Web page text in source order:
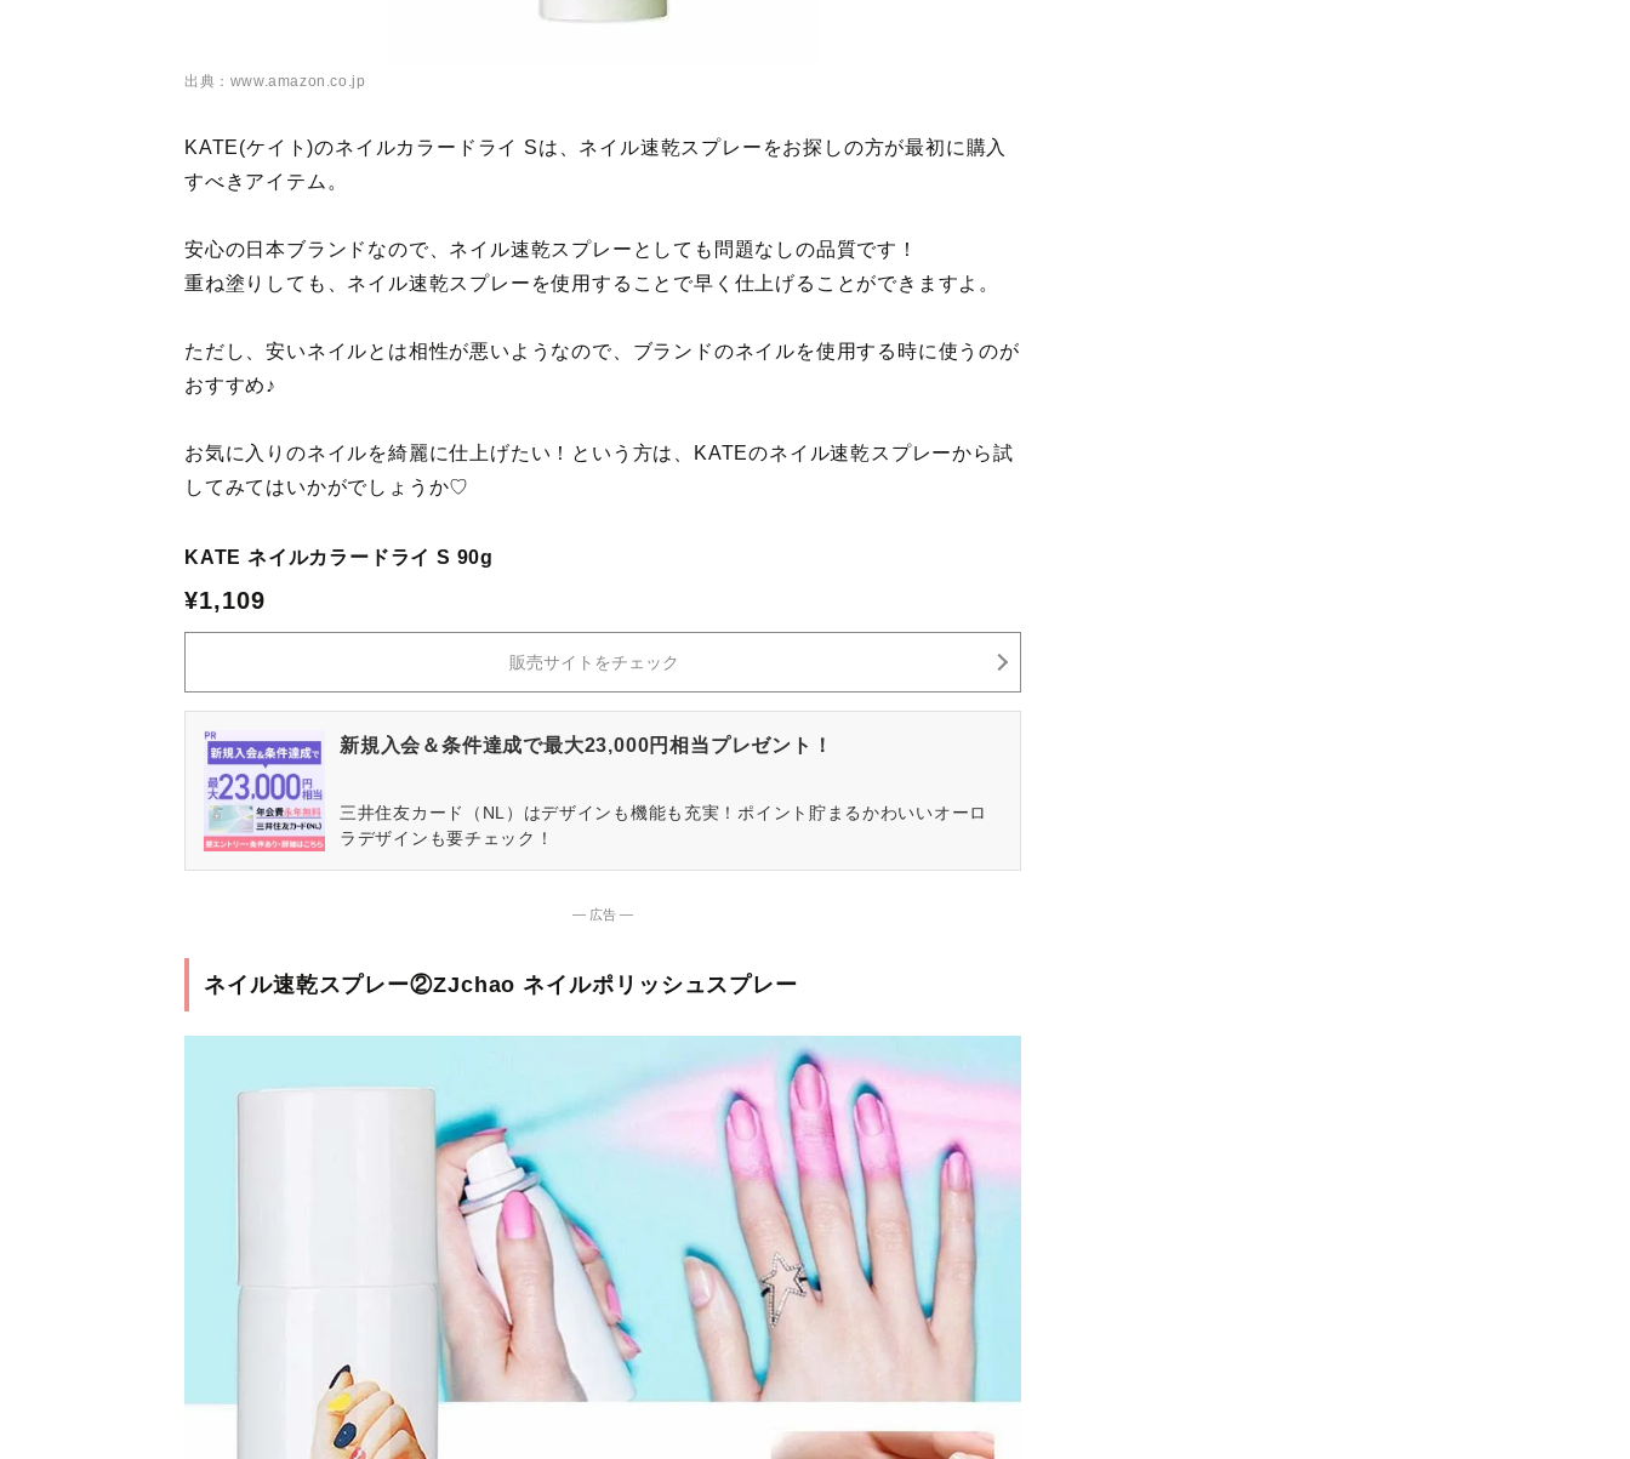
出典：www.amazon.co.jp
KATE(ケイト)のネイルカラードライ Sは、ネイル速乾スプレーをお探しの方が最初に購入
すべきアイテム。
安心の日本ブランドなので、ネイル速乾スプレーとしても問題なしの品質です！
重ね塗りしても、ネイル速乾スプレーを使用することで早く仕上げることができますよ。
ただし、安いネイルとは相性が悪いようなので、ブランドのネイルを使用する時に使うのが
おすすめ♪
お気に入りのネイルを綺麗に仕上げたい！という方は、KATEのネイル速乾スプレーから試
してみてはいかがでしょうか♡
KATE ネイルカラードライ S 90g
¥1,109
販売サイトをチェック
新規入会＆条件達成で最大23,000円相当プレゼント！
三井住友カード（NL）はデザインも機能も充実！ポイント貯まるかわいいオーロ
ラデザインも要チェック！
― 広告 ―
ネイル速乾スプレー②ZJchao ネイルポリッシュスプレー